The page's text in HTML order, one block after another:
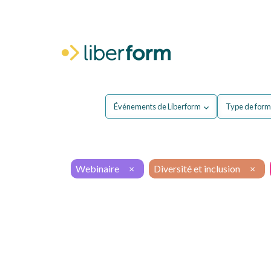
Événements de Liberform Type de
Webinaire × Diversité et inclusion ×